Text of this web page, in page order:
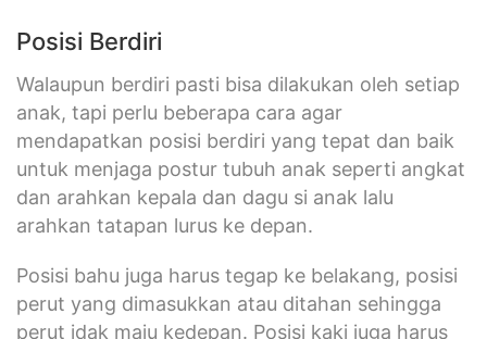
Posisi Berdiri
Walaupun berdiri pasti bisa dilakukan oleh setiap
anak, tapi perlu beberapa cara agar
mendapatkan posisi berdiri yang tepat dan baik
untuk menjaga postur tubuh anak seperti angkat
dan arahkan kepala dan dagu si anak lalu
arahkan tatapan lurus ke depan.
Posisi bahu juga harus tegap ke belakang, posisi
perut yang dimasukkan atau ditahan sehingga
perut idak maju kedepan. Posisi kaki juga harus